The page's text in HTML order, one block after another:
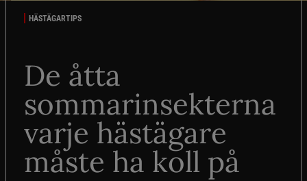
HÄSTÄGARTIPS
De åtta
sommarinsekterna
varje hästägare
måste ha koll på